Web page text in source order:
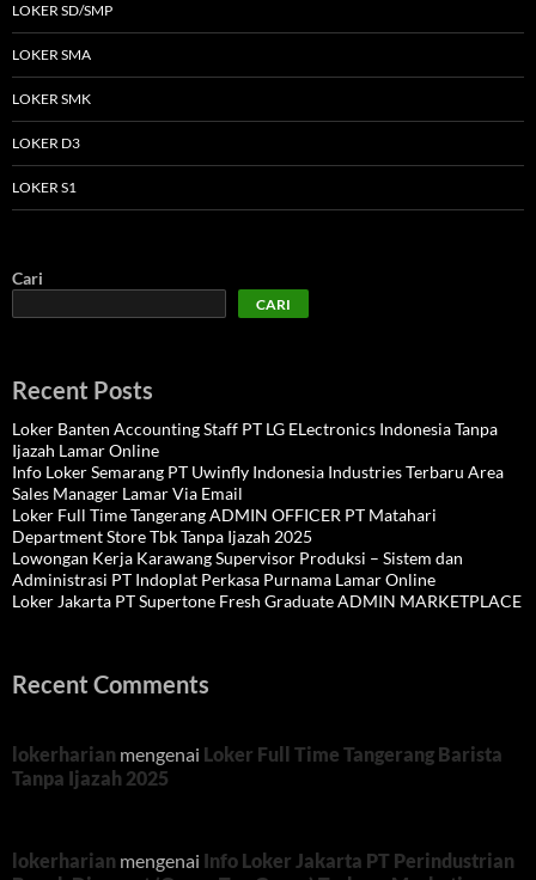
LOKER SD/SMP
LOKER SMA
LOKER SMK
LOKER D3
LOKER S1
Cari
CARI
Recent Posts
Loker Banten Accounting Staff PT LG ELectronics Indonesia Tanpa
Ijazah Lamar Online
Info Loker Semarang PT Uwinfly Indonesia Industries Terbaru Area
Sales Manager Lamar Via Email
Loker Full Time Tangerang ADMIN OFFICER PT Matahari
Department Store Tbk Tanpa Ijazah 2025
Lowongan Kerja Karawang Supervisor Produksi – Sistem dan
Administrasi PT Indoplat Perkasa Purnama Lamar Online
Loker Jakarta PT Supertone Fresh Graduate ADMIN MARKETPLACE
Recent Comments
lokerharian mengenai Loker Full Time Tangerang Barista
Tanpa Ijazah 2025
lokerharian mengenai Info Loker Jakarta PT Perindustrian